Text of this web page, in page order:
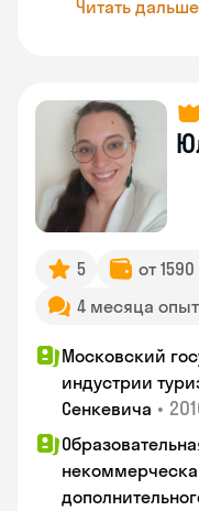
Читать дальше
5
от
4 месяца
Московский
индустрии
Сенкевича •